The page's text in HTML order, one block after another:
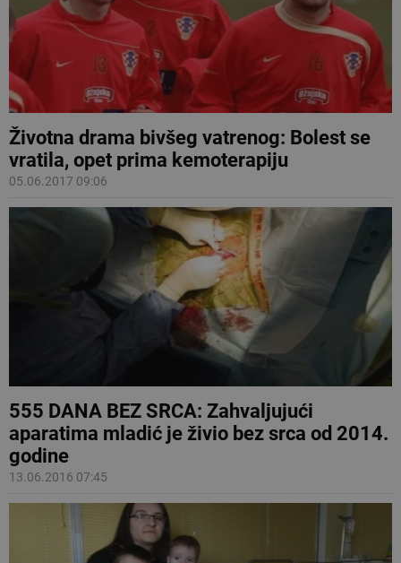
Životna drama bivšeg vatrenog: Bolest se
vratila, opet prima kemoterapiju
05.06.2017 09:06
555 DANA BEZ SRCA: Zahvaljujući
aparatima mladić je živio bez srca od 2014.
godine
13.06.2016 07:45